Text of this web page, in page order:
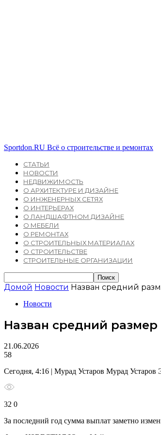
Sportdon.RU Всё о строительстве и ремонтах
СТАТЬИ
НОВОСТИ
НЕДВИЖИМОСТЬ
О АРХИТЕКТУРЕ И ДИЗАЙНЕ
О ИНЖЕНЕРНЫХ СЕТЯХ
О ИНТЕРЬЕРАХ
О ЛАНДШАФТНОМ ДИЗАЙНЕ
О МЕБЕЛИ
О РЕМОНТАХ
О СТРОИТЕЛЬНЫХ МАТЕРИАЛАХ
О СТРОИТЕЛЬСТВЕ
СТРОИТЕЛЬНЫЕ ОРГАНИЗАЦИИ
Домой Новости Назван средний
Новости
Назван средний
21.06.2026
58
Сегодня, 4:16 | Мурад Устаров Мурад Устаров
32 0
За последний год сумма выплат заметно